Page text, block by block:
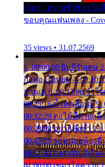
เถิดว่า ตราบชั่วชีวา ไม่
ขอบคุณแฟนเพลง -
35 views • 31.07.2569
1. 00:00:00 ยินดีรับเดน
กิ่งทองใบหยก 4.
ลานเท 6. 00:17:06 จำใ
00:25:16 น้ำลงเดือนยี่
00:32:29 ตอไม้ที่ตายแล้
00:39:08 อยากฟังซ้ำ
00:45:25 รอหน่อยน้องติ๋
00:51:43 บัตรเชิญสีเลือ
01:00:00 เขมรไล่ควาย